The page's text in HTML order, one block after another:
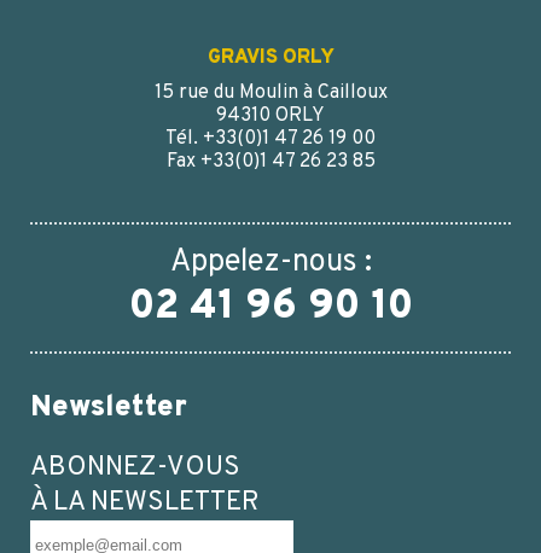
POUDRIER 250 ML VERRE JAUNE 48/400
GRAVIS ORLY
15 rue du Moulin à Cailloux
94310 ORLY
Tél. +33(0)1 47 26 19 00
Fax +33(0)1 47 26 23 85
Appelez-nous :
02 41 96 90 10
Newsletter
ABONNEZ-VOUS
À LA NEWSLETTER